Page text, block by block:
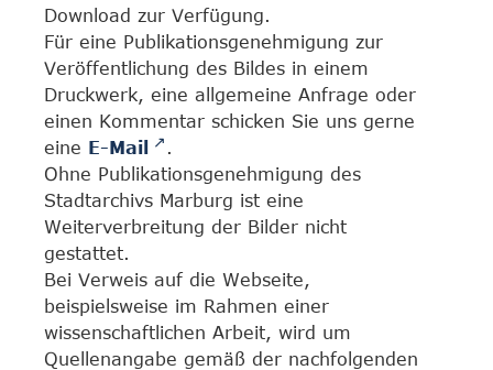
Download zur Verfügung.
Für eine Publikationsgenehmigung zur
Veröffentlichung des Bildes in einem
Druckwerk, eine allgemeine Anfrage oder
einen Kommentar schicken Sie uns gerne
eine E-Mail
.
Ohne Publikationsgenehmigung des
Stadtarchivs Marburg ist eine
Weiterverbreitung der Bilder nicht
gestattet.
Bei Verweis auf die Webseite,
beispielsweise im Rahmen einer
wissenschaftlichen Arbeit, wird um
Quellenangabe gemäß der nachfolgenden